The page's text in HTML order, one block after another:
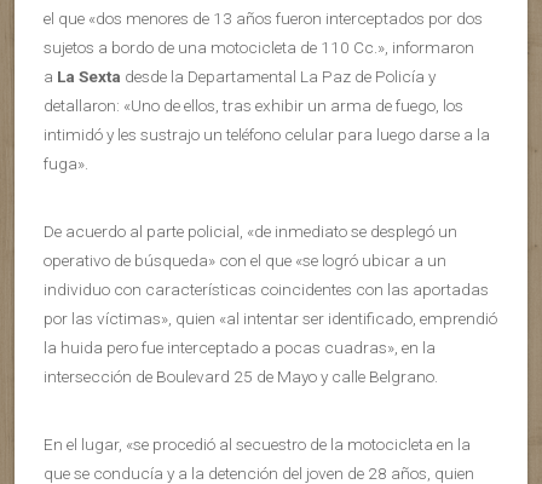
el que «dos menores de 13 años fueron interceptados por dos
sujetos a bordo de una motocicleta de 110 Cc.», informaron
a La Sexta desde la Departamental La Paz de Policía y
detallaron: «Uno de ellos, tras exhibir un arma de fuego, los
intimidó y les sustrajo un teléfono celular para luego darse a la
fuga».
De acuerdo al parte policial, «de inmediato se desplegó un
operativo de búsqueda» con el que «se logró ubicar a un
individuo con características coincidentes con las aportadas
por las víctimas», quien «al intentar ser identificado, emprendió
la huida pero fue interceptado a pocas cuadras», en la
intersección de Boulevard 25 de Mayo y calle Belgrano.
En el lugar, «se procedió al secuestro de la motocicleta en la
que se conducía y a la detención del joven de 28 años, quien